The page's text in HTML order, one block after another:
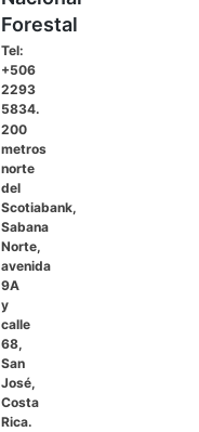
Forestal
Tel:
+506
2293
5834.
200
metros
norte
del
Scotiabank,
Sabana
Norte,
avenida
9A
y
calle
68,
San
José,
Costa
Rica.